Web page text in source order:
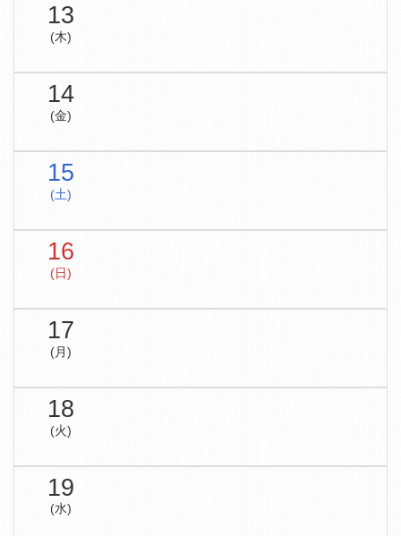
13
(木)
14
(金)
15
(土)
16
(日)
17
(月)
18
(火)
19
(水)